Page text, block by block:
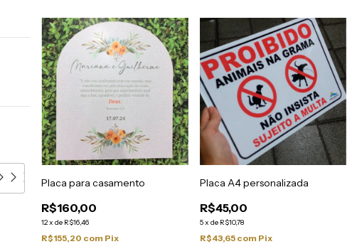
Placa para casamento
R$160,00
12xde R$16,46
R$155,20 com Pix
Placa A4 personalizada
R$45,00
5x de R$10,78
R$43,65 com Pix